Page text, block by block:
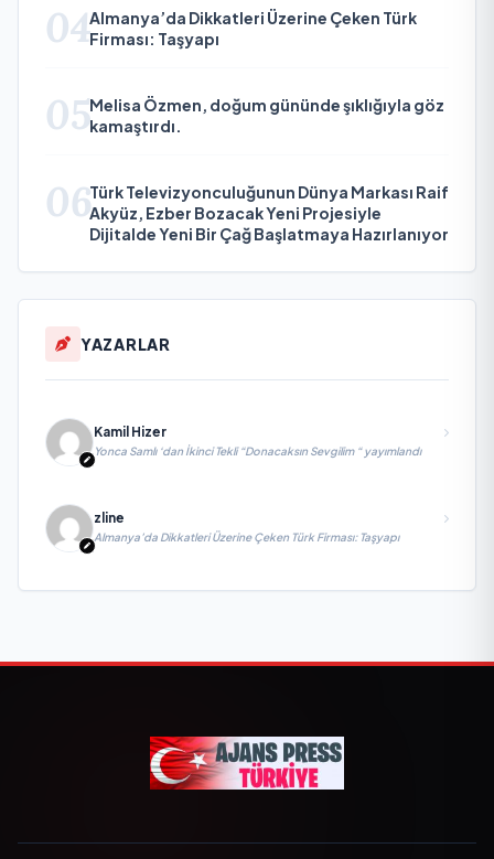
04Almanya’da Dikkatleri Üzerine Çeken Türk
Firması: Taşyapı
05Melisa Özmen, doğum gününde şıklığıyla göz
kamaştırdı.
06Türk Televizyonculuğunun Dünya Markası Raif
Akyüz, Ezber Bozacak Yeni Projesiyle
Dijitalde Yeni Bir Çağ Başlatmaya Hazırlanıyor
YAZARLAR
Kamil Hizer
Yonca Samlı ‘dan İkinci Tekli “Donacaksın Sevgilim “ yayımlandı
zline
Almanya’da Dikkatleri Üzerine Çeken Türk Firması: Taşyapı